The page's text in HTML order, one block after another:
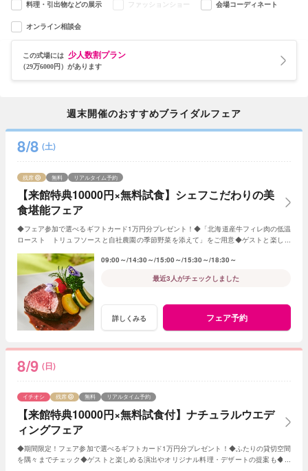
料理・引出物などの展示 ファッションショー 会場コーディネート
オンライン相談会
この式場には 少人数割プラン
（29万6000円）があります
週末開催のおすすめブライダルフェア
8/8 (土)
【来館特典10000円×無料試食】シェフこだわりの美
食堪能フェア
残席 無料 リアルタイム予約
◆フェア参加で選べるギフトカード1万円分プレゼント！◆「北海道産牛フィレ肉の低温
ロースト トリュフソースと自社農園の季節野菜を添えて」をご用意◆ゲストと楽しめ
09:00～ 14:30～ 15:00～ 15:30～ 18:30～
最近3人がチェックしました
詳しくみる フェア予約
8/9 (日)
【来館特典10000円×無料試食付】ナチュラルウエデ
ィングフェア
イチオシ 残席 無料 リアルタイム予約
◆期間限定！フェア参加で選べるギフトカード1万円分プレゼント！◆ふたりの貸切空間
を隅々までチェック◆ゲストと楽しめる演出やオリジナル料理・デザートの提案も◆セ